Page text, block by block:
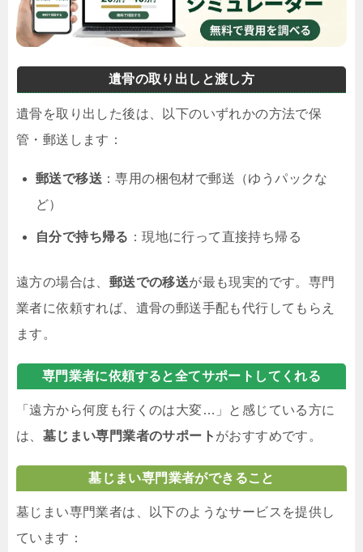
遺骨の取り出しと渡し方
遺骨を取り出した後は、以下のいずれかの方法で保
管・郵送します：
郵送で移送 ：専用の梱包材で郵送（ゆうパックな
ど）
自分で持ち帰る ：現地に行って直接持ち帰る
遠方の場合は、 郵送での移送が最も現実的です。専門
業者に依頼すれば、遺骨の郵送手配も代行してもらえ
ます。
専門業者に依頼すると全てサポートしてくれる
「遠方から何度も行くのは大変…」と感じている方に
は、 墓じまい専門業者のサポート がおすすめです。
墓じまい専門業者ができること
墓じまい専門業者は、以下のようなサービスを提供し
ています：